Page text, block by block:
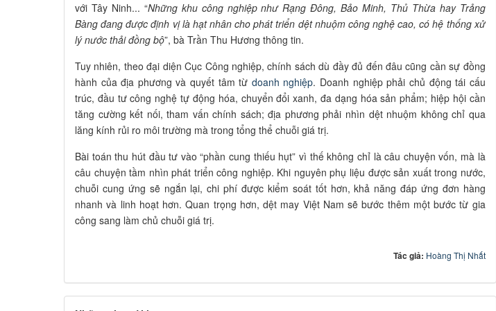
với Tây Ninh... “Những khu công nghiệp như Rạng Đông, Bảo Minh, Thủ Thừa hay Trảng
Bàng đang được định vị là hạt nhân cho phát triển dệt nhuộm công nghệ cao, có hệ thống xử
lý nước thải đồng bộ”, bà Trần Thu Hương thông tin.
Tuy nhiên, theo đại diện Cục Công nghiệp, chính sách dù đầy đủ đến đâu cũng cần sự đồng
hành của địa phương và quyết tâm từ doanh nghiệp. Doanh nghiệp phải chủ động tái cấu
trúc, đầu tư công nghệ tự động hóa, chuyển đổi xanh, đa dạng hóa sản phẩm; hiệp hội cần
tăng cường kết nối, tham vấn chính sách; địa phương phải nhìn dệt nhuộm không chỉ qua
lăng kính rủi ro môi trường mà trong tổng thể chuỗi giá trị.
Bài toán thu hút đầu tư vào “phần cung thiếu hụt” vì thế không chỉ là câu chuyện vốn, mà là
câu chuyện tầm nhìn phát triển công nghiệp. Khi nguyên phụ liệu được sản xuất trong nước,
chuỗi cung ứng sẽ ngắn lại, chi phí được kiểm soát tốt hơn, khả năng đáp ứng đơn hàng
nhanh và linh hoạt hơn. Quan trọng hơn, dệt may Việt Nam sẽ bước thêm một bước từ gia
công sang làm chủ chuỗi giá trị.
Tác giả: Hoàng Thị Nhất